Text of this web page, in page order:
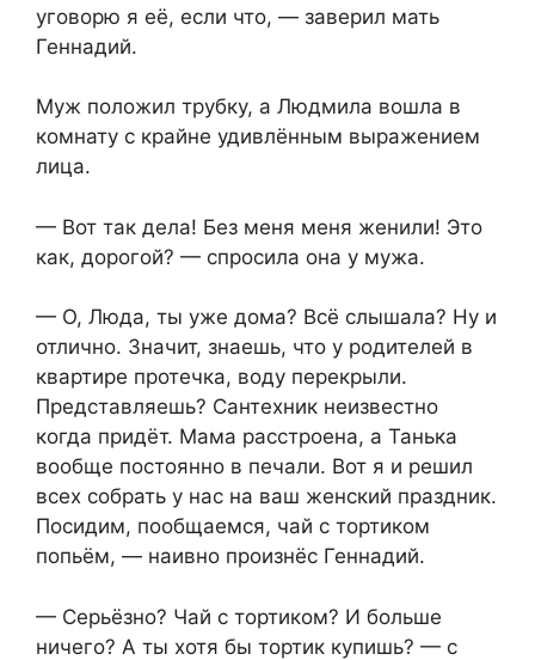
уговорю я её, если что, — заверил мать
Геннадий.
Муж положил трубку, а Людмила вошла в
комнату с крайне удивлённым выражением
лица.
— Вот так дела! Без меня меня женили! Это
как, дорогой? — спросила она у мужа.
— О, Люда, ты уже дома? Всё слышала? Ну и
отлично. Значит, знаешь, что у родителей в
квартире протечка, воду перекрыли.
Представляешь? Сантехник неизвестно
когда придёт. Мама расстроена, а Танька
вообще постоянно в печали. Вот я и решил
всех собрать у нас на ваш женский праздник.
Посидим, пообщаемся, чай с тортиком
попьём, — наивно произнёс Геннадий.
— Серьёзно? Чай с тортиком? И больше
ничего? А ты хотя бы тортик купишь? — с